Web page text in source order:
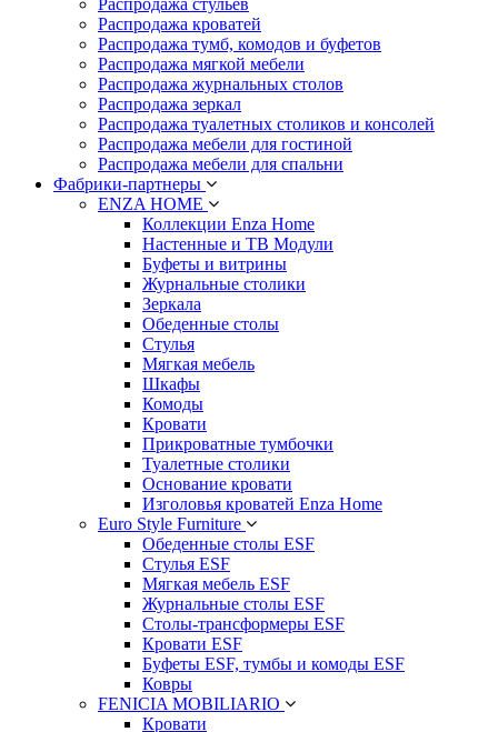
Распродажа кроватей
Распродажа тумб, комодов и буфетов
Распродажа мягкой мебели
Распродажа журнальных столов
Распродажа зеркал
Распродажа туалетных столиков и консолей
Распродажа мебели для гостиной
Распродажа мебели для спальни
Фабрики-партнеры
ENZA HOME
Коллекции Enza Home
Настенные и ТВ Модули
Буфеты и витрины
Журнальные столики
Зеркала
Обеденные столы
Стулья
Мягкая мебель
Шкафы
Комоды
Кровати
Прикроватные тумбочки
Туалетные столики
Основание кровати
Изголовья кроватей Enza Home
Euro Style Furniture
Обеденные столы ESF
Стулья ESF
Мягкая мебель ESF
Журнальные столы ESF
Столы-трансформеры ESF
Кровати ESF
Буфеты ESF, тумбы и комоды ESF
Ковры
FENICIA MOBILIARIO
Кровати